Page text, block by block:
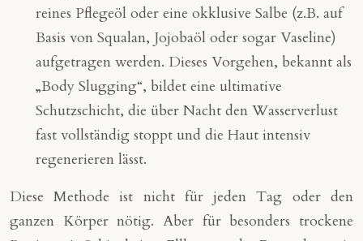
reines Pflegeöl oder eine okklusive Salbe (z.B. auf
Basis von Squalan, Jojobaöl oder sogar Vaseline)
aufgetragen werden. Dieses Vorgehen, bekannt als
„Body Slugging“, bildet eine ultimative
Schutzschicht, die über Nacht den Wasserverlust
fast vollständig stoppt und die Haut intensiv
regenerieren lässt.
Diese Methode ist nicht für jeden Tag oder den
ganzen Körper nötig. Aber für besonders trockene